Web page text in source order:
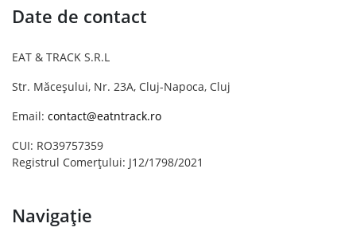
Date de contact
EAT & TRACK S.R.L
Str. Măceșului, Nr. 23A, Cluj-Napoca, Cluj
Email: contact@eatntrack.ro
CUI: RO39757359
Registrul Comerțului: J12/1798/2021
Navigație